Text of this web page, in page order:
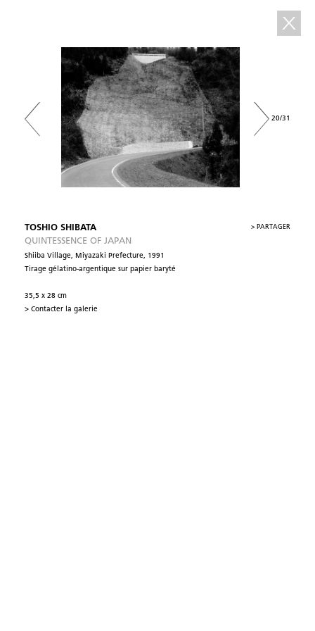
TOSHIO SHIBATA
QUINTESSENCE OF JAPAN
Shiiba Village, Miyazaki Prefecture, 1991
Tirage gélatino-argentique sur papier baryté
35,5 x 28 cm
> Contacter la galerie
> PARTAGER
20/31